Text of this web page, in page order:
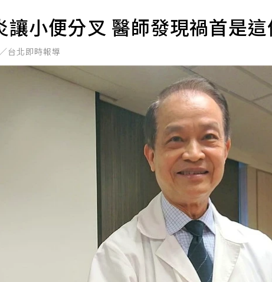
小便分叉 醫師發現禍首是這
台北即時報導